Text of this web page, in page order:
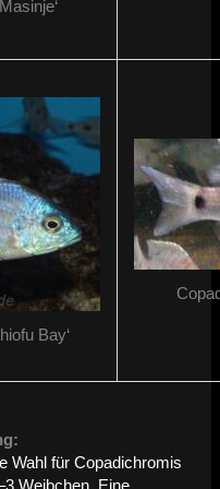
Bay‘
Wahl für Copadichromis